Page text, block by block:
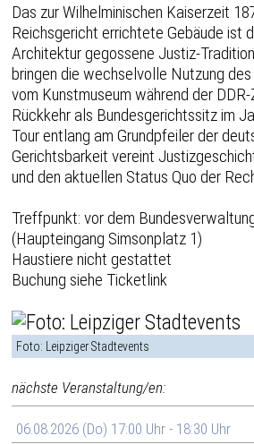
Das zur Wilhelminischen Kaiserzeit
Reichsgericht errichtete Gebäude ist
Architektur gegossene Justiz-
bringen die wechselvolle Nutzung des
vom Kunstmuseum während der
Rückkehr als Bundesgerichtssitz im
Tour entlang am Grundpfeiler der
Gerichtsbarkeit vereint
und den aktuellen Status Quo der
Treffpunkt: vor dem
(Haupteingang Simsonplatz 1)
Haustiere nicht gestattet
Buchung siehe Ticketlink
Foto: Leipziger Stadtevents
nächste Veranstaltung/en:
06.08.2026 (Do) 17:00 Uhr - 18:30 Uhr